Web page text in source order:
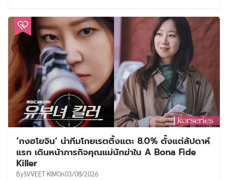
‘กงฮโยจิน’ นำทีมโกยเรตติ้งแตะ 8.0% ตั้งแต่สัปดาห์
แรก เดินหน้าภารกิจคุณแม่นักฆ่าใน A Bona Fide
Killer
BySVVEET KIMOn03/08/2026